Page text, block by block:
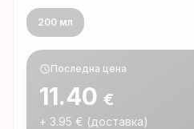
200 мл
Последна цена
11.40 €
+ 3.95 € (доставка)